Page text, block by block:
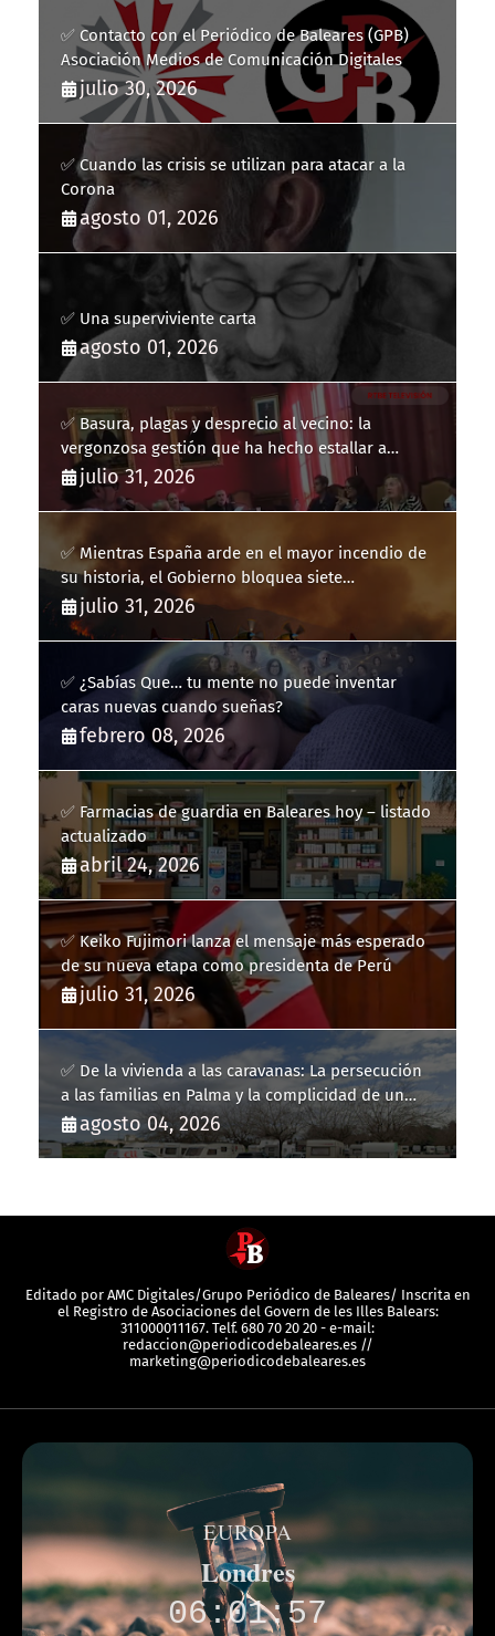
✅ Contacto con el Periódico de Baleares (GPB)
Asociación Medios de Comunicación Digitales
julio 30, 2026
✅ Cuando las crisis se utilizan para atacar a la
Corona
agosto 01, 2026
✅ Una superviviente carta
agosto 01, 2026
✅ Basura, plagas y desprecio al vecino: la
vergonzosa gestión que ha hecho estallar a
Llucmajor
julio 31, 2026
✅ Mientras España arde en el mayor incendio de
su historia, el Gobierno bloquea siete
hidroaviones por "ahorrarse" dinero
julio 31, 2026
✅ ¿Sabías Que… tu mente no puede inventar
caras nuevas cuando sueñas?
febrero 08, 2026
✅ Farmacias de guardia en Baleares hoy – listado
actualizado
abril 24, 2026
✅ Keiko Fujimori lanza el mensaje más esperado
de su nueva etapa como presidenta de Perú
julio 31, 2026
✅ De la vivienda a las caravanas: La persecución
a las familias en Palma y la complicidad de un
fracaso heredado
agosto 04, 2026
Editado por AMC Digitales/Grupo Periódico de Baleares/ Inscrita en
el Registro de Asociaciones del Govern de les Illes Balears:
311000011167. Telf. 680 70 20 20 - e-mail:
redaccion@periodicodebaleares.es //
marketing@periodicodebaleares.es
EUROPA
Londres
06:01:57